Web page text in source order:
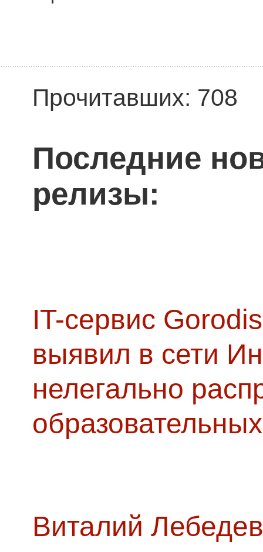
Прочитавших: 708
Последние
релизы:
IT-сервис
выявил в сети
нелегально
Виталий